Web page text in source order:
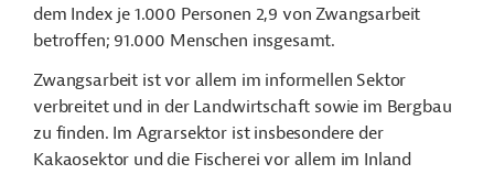
dem Index je 1.000 Personen 2,9 von Zwangsarbeit
betroffen; 91.000 Menschen insgesamt.
Zwangsarbeit ist vor allem im informellen Sektor
verbreitet und in der Landwirtschaft sowie im Bergbau
zu finden. Im Agrarsektor ist insbesondere der
Kakaosektor und die Fischerei vor allem im Inland